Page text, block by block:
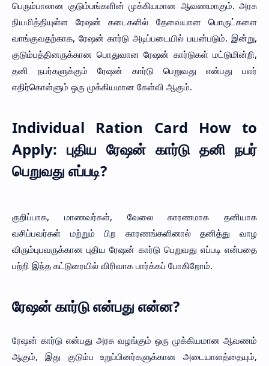
பெரும்பாலான குடும்பங்களின் முக்கியமான ஆவணமாகும். அரசு
நியமித்தியுள்ள ரேஷன் கடைகளில் தேவையான பொருட்களை
வாங்குவதற்காக, ரேஷன் கார்டு அடிப்படையில் பயன்படும். இன்று,
குடும்பத்தினருக்கான பொதுவான ரேஷன் கார்டுகள் மட்டுமின்றி,
தனி நபர்களுக்கும் ரேஷன் கார்டு பெறுவது என்பது பலர்
எதிர்கொள்ளும் ஒரு முக்கியமான கேள்வி ஆகும்.
Individual Ration Card How to
Apply: புதிய ரேஷன் கார்டு தனி நபர்
பெறுவது எப்படி?
குறிப்பாக, மாணவர்கள், வேலை காரணமாக தனியாக
வசிப்பவர்கள் மற்றும் பிற காரணங்களினால் தனித்து வாழ
விரும்புபவருக்கான புதிய ரேஷன் கார்டு பெறுவது எப்படி என்பதை
பற்றி இந்த கட்டுரையில் விரிவாக பார்க்கப் போகிறோம்.
ரேஷன் கார்டு என்பது என்ன?
ரேஷன் கார்டு என்பது அரசு வழங்கும் ஒரு முக்கியமான ஆவணம்
ஆகும், இது குடும்ப உறுப்பினர்களுக்கான அடையாளத்தையும்,